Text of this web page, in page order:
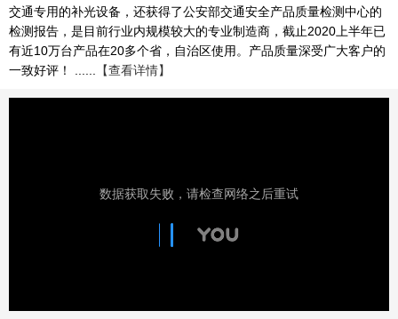
交通专用的补光设备，还获得了公安部交通安全产品质量检测中心的
检测报告，是目前行业内规模较大的专业制造商，截止2020上半年已
有近10万台产品在20多个省，自治区使用。产品质量深受广大客户的
一致好评！ ......
【查看详情】